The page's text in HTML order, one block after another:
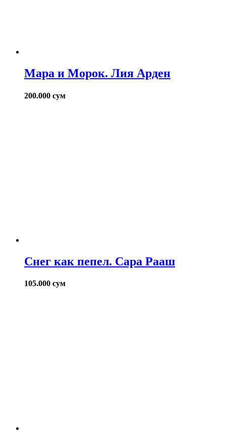
Мара и Морок. Лия Арден
200.000 сум
Снег как пепел. Сара Рааш
105.000 сум